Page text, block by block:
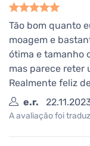
Tão bom quanto
moagem e
ótima e tamanho
mas parece reter
Realmente feliz
e.r.
A avaliação foi